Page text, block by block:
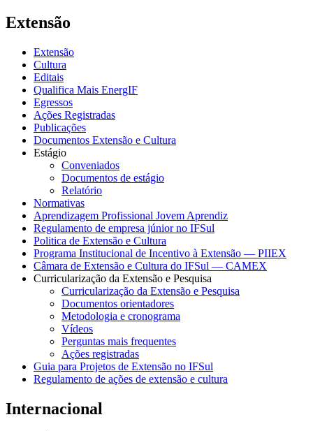
Extensão
Extensão
Cultura
Editais
Qualifica Mais EnergIF
Egressos
Ações Registradas
Publicações
Documentos Extensão e Cultura
Estágio
Conveniados
Documentos de estágio
Relatório
Normativas
Aprendizagem Profissional Jovem Aprendiz
Regulamento de empresa júnior no IFSul
Politica de Extensão e Cultura
Programa Institucional de Incentivo à Extensão — PIIEX
Câmara de Extensão e Cultura do IFSul — CAMEX
Curricularização da Extensão e Pesquisa
Curricularização da Extensão e Pesquisa
Documentos orientadores
Metodologia e cronograma
Vídeos
Perguntas mais frequentes
Ações registradas
Guia para Projetos de Extensão no IFSul
Regulamento de ações de extensão e cultura
Internacional